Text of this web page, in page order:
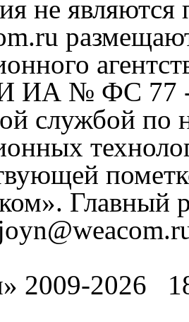
не
ИА № ФС 77 -
службой по
Главный
2009-2026